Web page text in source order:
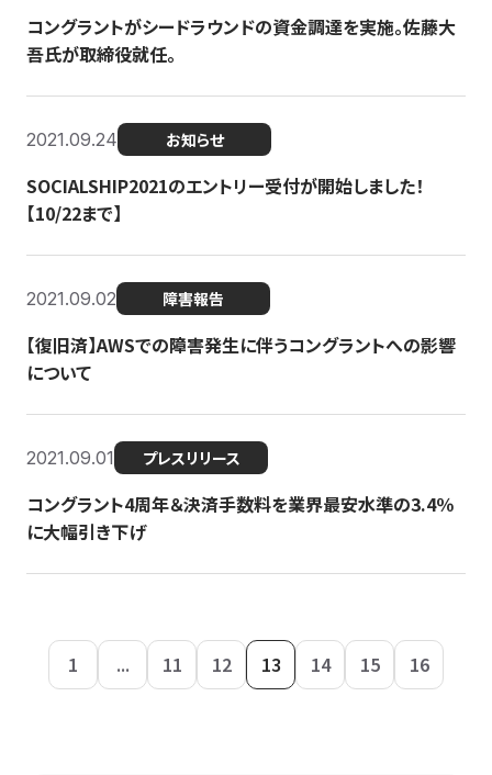
コングラントがシードラウンドの資金調達を実施。佐藤大
吾氏が取締役就任。
2021.09.24 お知らせ
SOCIALSHIP2021のエントリー受付が開始しました！
【10/22まで】
2021.09.02 障害報告
【復旧済】AWSでの障害発生に伴うコングラントへの影響
について
2021.09.01 プレスリリース
コングラント4周年＆決済手数料を業界最安水準の3.4％
に大幅引き下げ
1 ... 11 12 13 14 15 16